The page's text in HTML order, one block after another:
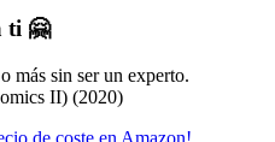
ti 🤗
más sin ser un experto.
II) (2020)